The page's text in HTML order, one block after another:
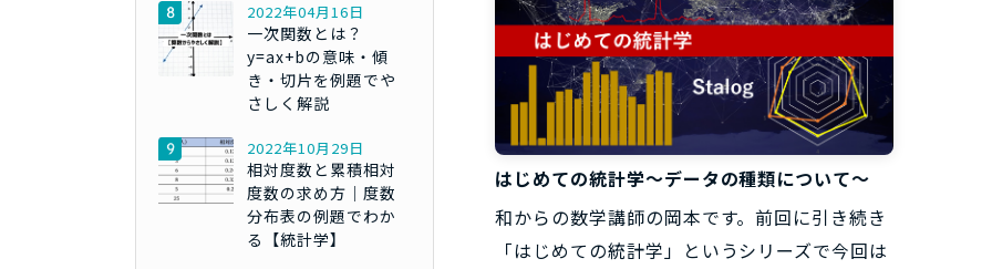
はじめての統計学～データの種類について～
和からの数学講師の岡本です。前回に引き続き
「はじめての統計学」というシリーズで今回は
2022年04月16日
一次関数とは？
y=ax+bの意味・傾
き・切片を例題でや
さしく解説
2022年10月29日
相対度数と累積相対
度数の求め方｜度数
分布表の例題でわか
る【統計学】